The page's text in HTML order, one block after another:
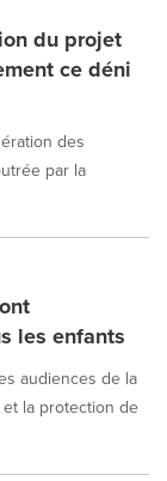
du projet
ce déni
des
par la
les enfants
audiences de la
la protection de